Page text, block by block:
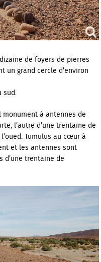
de foyers de pierres
un grand cercle d’environ
sud.
monument à antennes de
l’autre d’une trentaine de
Tumulus au cœur à
et les antennes sont
d’une trentaine de